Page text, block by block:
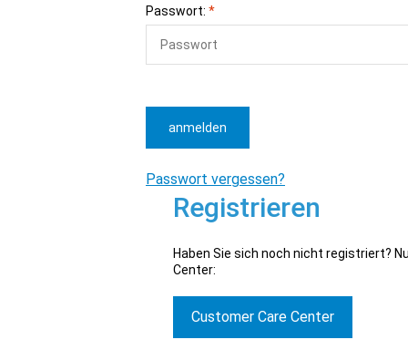
Passwort: *
Passwort vergessen?
anmelden
Registrieren
Haben Sie sich noch nicht registriert?
Center:
Customer Care Center